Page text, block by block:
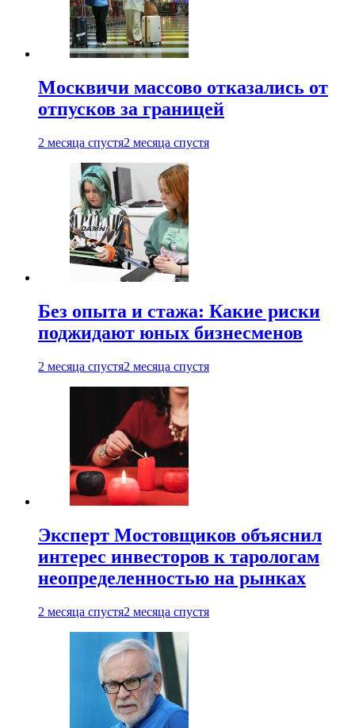
Москвичи массово отказались от
отпусков за границей
2 месяца спустя2 месяца спустя
Без опыта и стажа: Какие риски
поджидают юных бизнесменов
2 месяца спустя2 месяца спустя
Эксперт Мостовщиков объяснил
интерес инвесторов к тарологам
неопределенностью на рынках
2 месяца спустя2 месяца спустя